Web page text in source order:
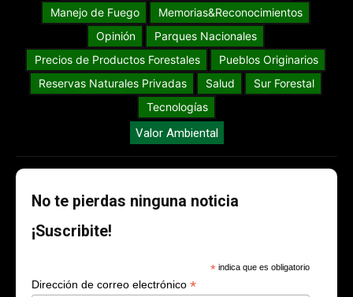
Manejo de Fuego
Memorias&Reconocimientos
Opinión
Parques Nacionales
Precios de Productos Forestales
Pueblos Originarios
Reservas Naturales Privadas
Salud
Sur Forestal
Tecnologías
Valor Ambiental
No te pierdas ninguna noticia
¡Suscribite!
* indica que es obligatorio
Dirección de correo electrónico *